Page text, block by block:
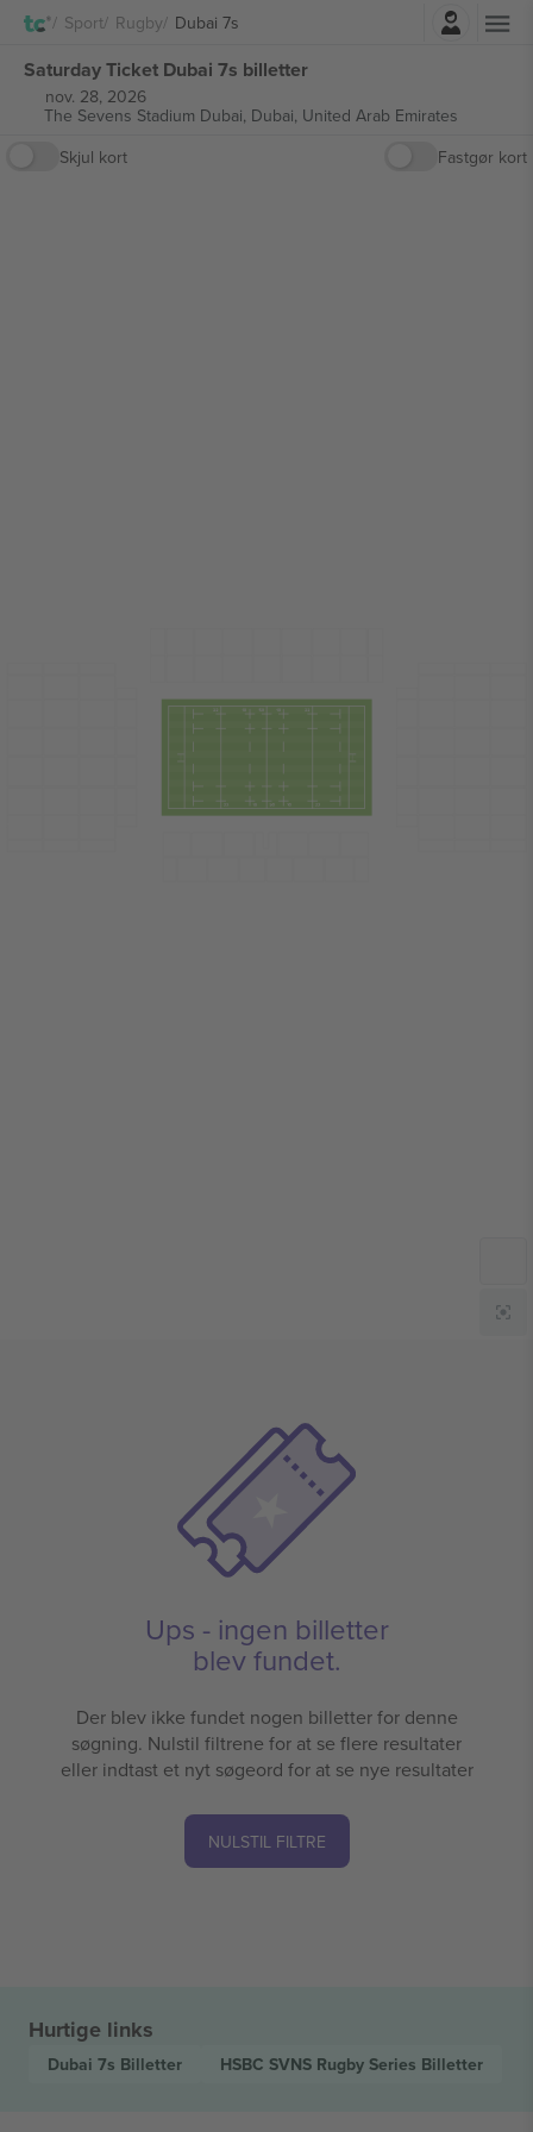
Sport Rugby Dubai 7s
Saturday Ticket Dubai 7s billetter
nov. 28, 2026
The Sevens Stadium Dubai, Dubai, United Arab Emirates
Skjul kort
Fastgør kort
Ups - ingen billetter
blev fundet.
Der blev ikke fundet nogen billetter for denne
søgning. Nulstil filtrene for at se flere resultater
eller indtast et nyt søgeord for at se nye resultater
NULSTIL FILTRE
Hurtige links
Dubai 7s Billetter HSBC SVNS Rugby Series Billetter